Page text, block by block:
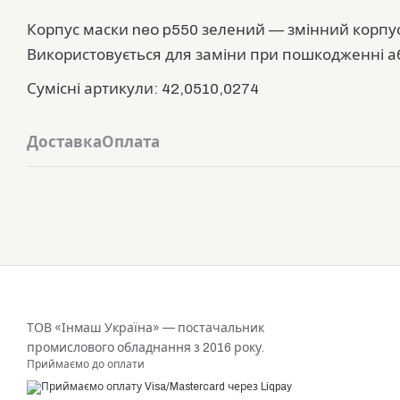
Корпус маски neo p550 зелений — змінний
Використовується для заміни при пошкодженні
Сумісні артикули: 42,0510,0274
ДоставкаОплата
ТОВ «Інмаш Україна» — постачальник
промислового обладнання з 2016 року.
Приймаємо до оплати